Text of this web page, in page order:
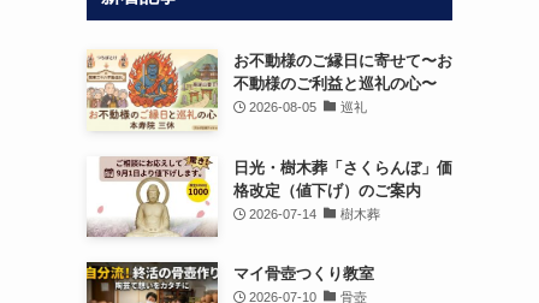
お不動様のご縁日に寄せて〜お
不動様のご利益と巡礼の心〜
2026-08-05 巡礼
日光・樹木葬「さくらんぼ」価
格改定（値下げ）のご案内
2026-07-14 樹木葬
マイ骨壺つくり教室
2026-07-10 骨壺